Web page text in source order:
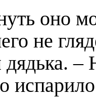
оно
не
дядька. –